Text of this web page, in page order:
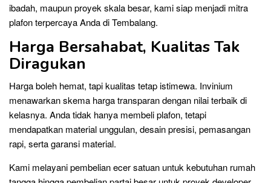
ibadah, maupun proyek skala besar, kami siap menjadi mitra
plafon terpercaya Anda di Tembalang.
Harga Bersahabat, Kualitas Tak
Diragukan
Harga boleh hemat, tapi kualitas tetap istimewa. Invinium
menawarkan skema harga transparan dengan nilai terbaik di
kelasnya. Anda tidak hanya membeli plafon, tetapi
mendapatkan material unggulan, desain presisi, pemasangan
rapi, serta garansi material.
Kami melayani pembelian ecer satuan untuk kebutuhan rumah